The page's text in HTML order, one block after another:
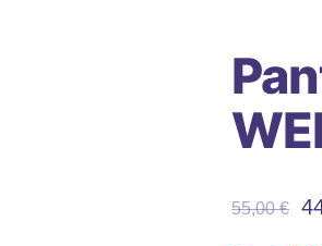
55,00€